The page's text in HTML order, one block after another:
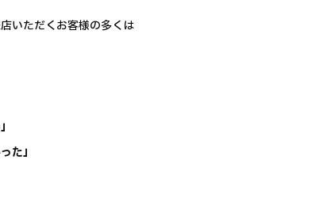
いただくお客様の多くは
た」